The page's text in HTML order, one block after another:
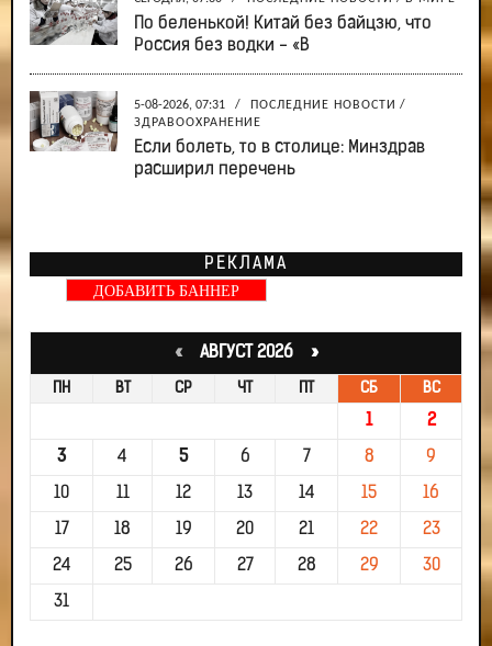
По беленькой! Китай без байцзю, что
Россия без водки - «В
5-08-2026, 07:31 / ПОСЛЕДНИЕ НОВОСТИ /
ЗДРАВООХРАНЕНИЕ
Если болеть, то в столице: Минздрав
расширил перечень
РЕКЛАМА
ДОБАВИТЬ БАННЕР
«АВГУСТ 2026 »
ПН ВТ СР ЧТ ПТ СБ ВС
1 2
3 4 5 6 7 8 9
10 11 12 13 14 15 16
17 18 19 20 21 22 23
24 25 26 27 28 29 30
31